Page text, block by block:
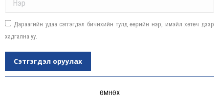
Дараагийн удаа сэтгэгдэл бичихийн тулд өөрийн нэр, имэйл хөтөч дээр
хадгална уу.
Сэтгэгдэл оруулах
ӨМНӨХ